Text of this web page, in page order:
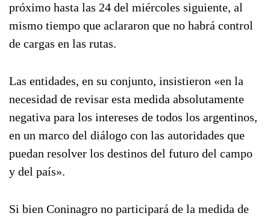
próximo hasta las 24 del miércoles siguiente, al
mismo tiempo que aclararon que no habrá control
de cargas en las rutas.
Las entidades, en su conjunto, insistieron «en la
necesidad de revisar esta medida absolutamente
negativa para los intereses de todos los argentinos,
en un marco del diálogo con las autoridades que
puedan resolver los destinos del futuro del campo
y del país».
Si bien Coninagro no participará de la medida de